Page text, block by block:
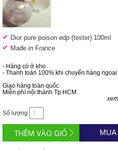
Dior pure poison edp (tester) 100ml
Made in France
- Hàng có ở kho
- Thanh toán 100% khi chuyển hàng ngoại
Giao hàng toàn quốc
Miễn phí nội thành Tp.HCM
Số lượng
MUA